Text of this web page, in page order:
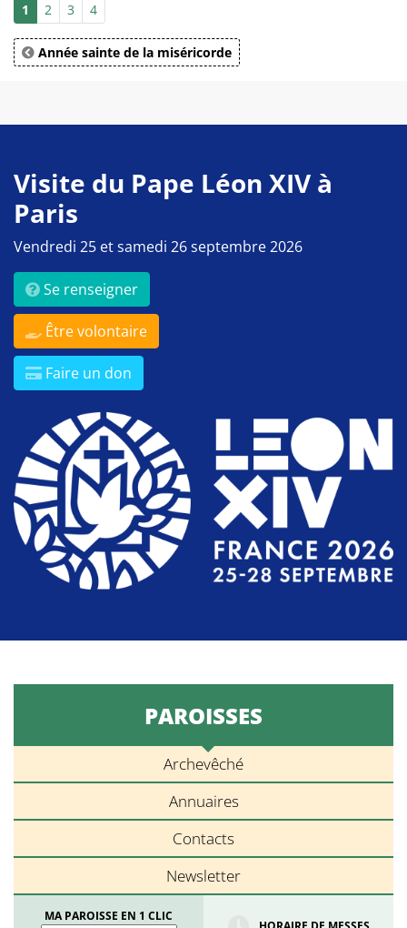
1 2 3 4
Année sainte de la miséricorde
Visite du Pape Léon XIV à
Paris
Vendredi 25 et samedi 26 septembre 2026
Se renseigner
Être volontaire
Faire un don
PAROISSES
Archevêché
Annuaires
Contacts
Newsletter
MA PAROISSE EN 1 CLIC